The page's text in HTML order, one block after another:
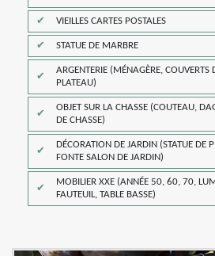
VIEILLES CARTES POSTALES
STATUE DE MARBRE
ARGENTERIE (MÉNAGÈRE, COUVERTS
PLATEAU)
OBJET SUR LA CHASSE (COUTEAU,
DE CHASSE)
DÉCORATION DE JARDIN (STATUE DE
FONTE SALON DE JARDIN)
MOBILIER XXE (ANNÉE 50, 60, 70,
FAUTEUIL, TABLE BASSE)